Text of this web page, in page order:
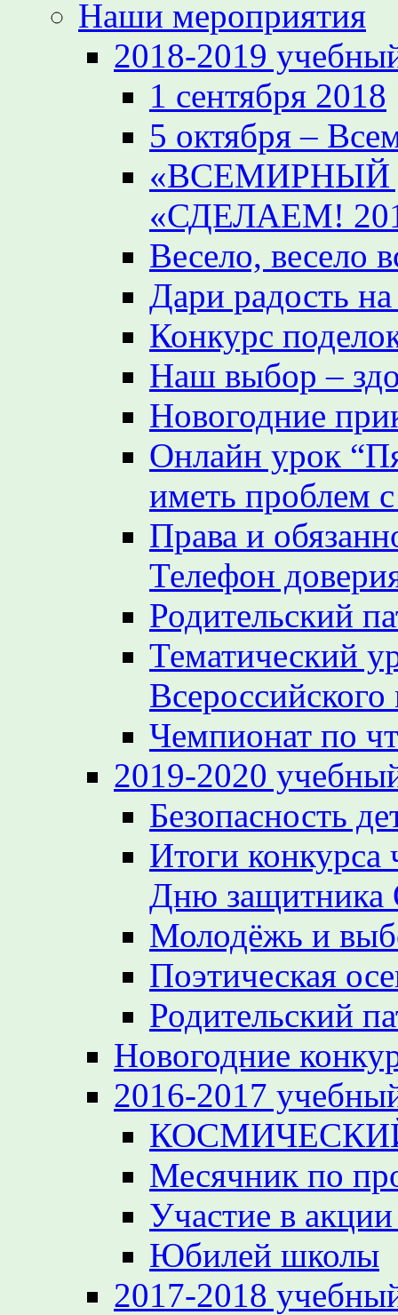
Наши мероприятия
2018-2019
1 сентября 2018
5 октября –
«ВСЕМИРНЫЙ
«СДЕЛАЕМ!
Весело, весело
Дари радость
Конкурс
Наш выбор –
Новогодние
Онлайн урок
иметь проблем
Права и
Телефон
Родительский
Тематический
Чемпионат по
2019-2020
Безопасность
Итоги конкурса
Дню защитника
Молодёжь и
Поэтическая
Родительский
Новогодние
2016-2017
Месячник по
Участие в
Юбилей школы
2017-2018